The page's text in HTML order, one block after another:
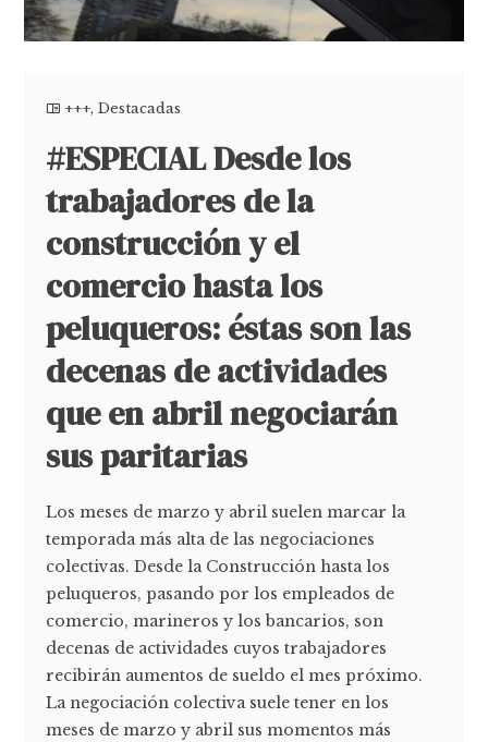
+++,Destacadas
#ESPECIAL Desde los
trabajadores de la
construcción y el
comercio hasta los
peluqueros: éstas son las
decenas de actividades
que en abril negociarán
sus paritarias
Los meses de marzo y abril suelen marcar la
temporada más alta de las negociaciones
colectivas. Desde la Construcción hasta los
peluqueros, pasando por los empleados de
comercio, marineros y los bancarios, son
decenas de actividades cuyos trabajadores
recibirán aumentos de sueldo el mes próximo.
La negociación colectiva suele tener en los
meses de marzo y abril sus momentos más